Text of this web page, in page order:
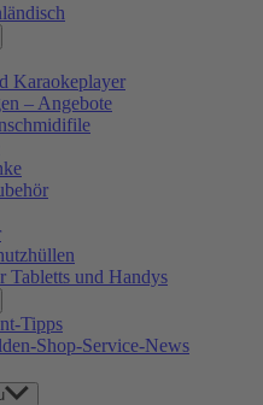
Karaokeplayer
– Angebote
Tabletts und Handys
Tipps
Shop-Service-News